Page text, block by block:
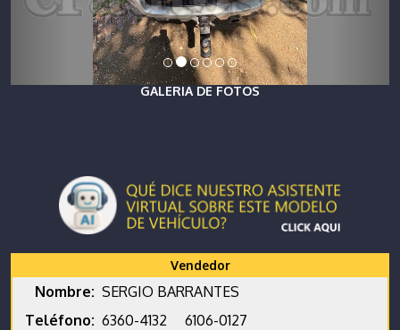
GALERIA DE FOTOS
Vendedor
Nombre: SERGIO BARRANTES
Teléfono: 6360-4132
6106-0127